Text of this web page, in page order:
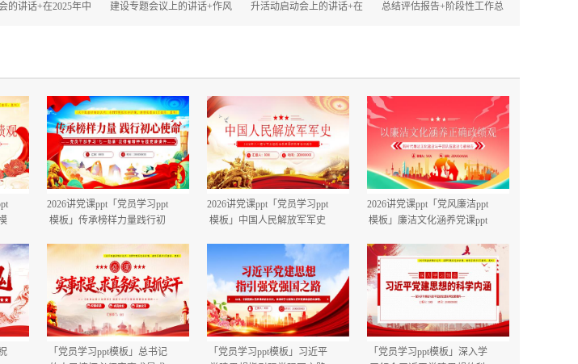
的讲话+在2025年中
建设专题会议上的讲话+作风
升活动启动会上的讲话+在
总结评估报告+阶段性工作总
2026讲党课ppt「党员学习ppt
模板」传承榜样力量践行初
得者精神党课ppt模板「带完
整内容」.pptx
2026讲党课ppt「党员学习ppt
模板」中国人民解放军军史
教育培训党课ppt模板【含完
整内容】.pptx
2026讲党课ppt「党风廉洁ppt
模板」廉洁文化涵养党课ppt
「党员学习ppt模板」总书记
「党员学习ppt模板」习近平
「党员学习ppt模板」深入学